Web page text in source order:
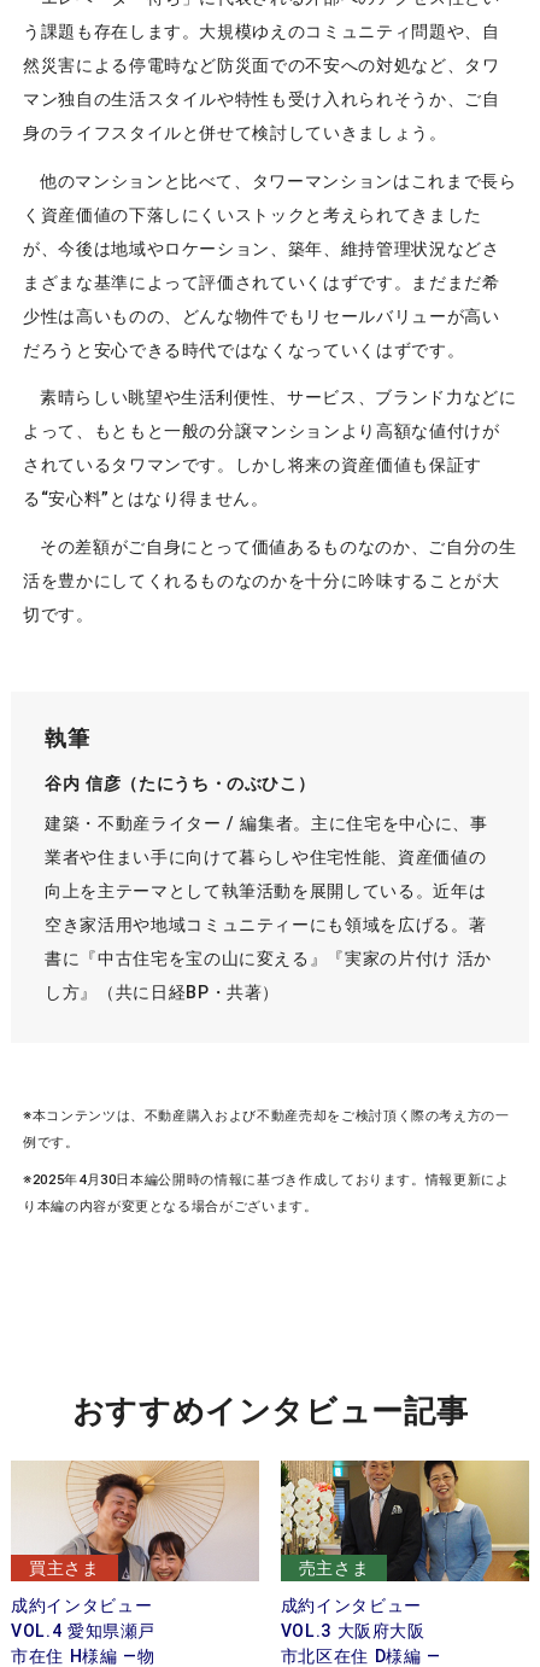
う課題も存在します。大規模ゆえのコミュニティ問題や、自
然災害による停電時など防災面での不安への対処など、タワ
マン独自の生活スタイルや特性も受け入れられそうか、ご自
身のライフスタイルと併せて検討していきましょう。
他のマンションと比べて、タワーマンションはこれまで長ら
く資産価値の下落しにくいストックと考えられてきました
が、今後は地域やロケーション、築年、維持管理状況などさ
まざまな基準によって評価されていくはずです。まだまだ希
少性は高いものの、どんな物件でもリセールバリューが高い
だろうと安心できる時代ではなくなっていくはずです。
素晴らしい眺望や生活利便性、サービス、ブランド力などに
よって、もともと一般の分譲マンションより高額な値付けが
されているタワマンです。しかし将来の資産価値も保証す
る“安心料”とはなり得ません。
その差額がご自身にとって価値あるものなのか、ご自分の生
活を豊かにしてくれるものなのかを十分に吟味することが大
切です。
執筆
谷内 信彦（たにうち・のぶひこ）
建築・不動産ライター / 編集者。主に住宅を中心に、事
業者や住まい手に向けて暮らしや住宅性能、資産価値の
向上を主テーマとして執筆活動を展開している。近年は
空き家活用や地域コミュニティーにも領域を広げる。著
書に『中古住宅を宝の山に変える』『実家の片付け 活か
し方』（共に日経BP・共著）
※本コンテンツは、不動産購入および不動産売却をご検討頂く際の考え方の一
例です。
※2025年4月30日本編公開時の情報に基づき作成しております。情報更新によ
り本編の内容が変更となる場合がございます。
おすすめインタビュー記事
買主さま
成約インタビュー
VOL.4 愛知県瀬戸
市在住 H様編 —物
売主さま
成約インタビュー
VOL.3 大阪府大阪
市北区在住 D様編 —